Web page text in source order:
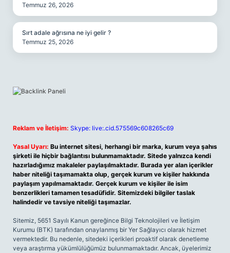
Temmuz 26, 2026
Sırt adale ağrısına ne iyi gelir ?
Temmuz 25, 2026
Reklam ve İletişim: Skype: live:.cid.575569c608265c69
Yasal Uyarı: Bu internet sitesi, herhangi bir marka, kurum veya şahıs
şirketi ile hiçbir bağlantısı bulunmamaktadır. Sitede yalnızca kendi
hazırladığımız makaleler paylaşılmaktadır. Burada yer alan içerikler
haber niteliği taşımamakta olup, gerçek kurum ve kişiler hakkında
paylaşım yapılmamaktadır. Gerçek kurum ve kişiler ile isim
benzerlikleri tamamen tesadüfidir. Sitemizdeki bilgiler taslak
halindedir ve tavsiye niteliği taşımazlar.
Sitemiz, 5651 Sayılı Kanun gereğince Bilgi Teknolojileri ve İletişim
Kurumu (BTK) tarafından onaylanmış bir Yer Sağlayıcı olarak hizmet
vermektedir. Bu nedenle, sitedeki içerikleri proaktif olarak denetleme
veya araştırma yükümlülüğümüz bulunmamaktadır. Ancak, üyelerimiz